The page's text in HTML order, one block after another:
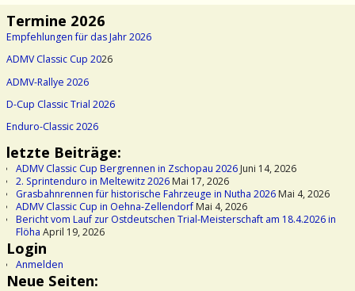
Termine 2026
Empfehlungen für das Jahr 2026
ADMV Classic Cup 2026
ADMV-Rallye 2026
D-Cup Classic Trial 2026
Enduro-Classic 2026
letzte Beiträge:
ADMV Classic Cup Bergrennen in Zschopau 2026Juni 14, 2026
2. Sprintenduro in Meltewitz 2026Mai 17, 2026
Grasbahnrennen für historische Fahrzeuge in Nutha 2026Mai 4, 2026
ADMV Classic Cup in Oehna-ZellendorfMai 4, 2026
Bericht vom Lauf zur Ostdeutschen Trial-Meisterschaft am 18.4.2026 in
Flöha April 19, 2026
Login
Anmelden
Neue Seiten: